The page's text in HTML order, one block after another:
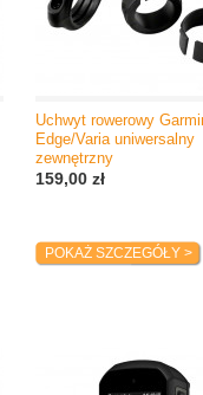
Uchwyt rowerowy
Edge/Varia uniwersalny
zewnętrzny
159,00 zł
POKAŻ SZCZEGÓŁY >